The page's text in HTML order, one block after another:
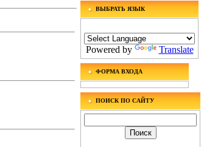
ВЫБРАТЬ ЯЗЫК
Powered by Translate
ФОРМА ВХОДА
ПОИСК ПО САЙТУ